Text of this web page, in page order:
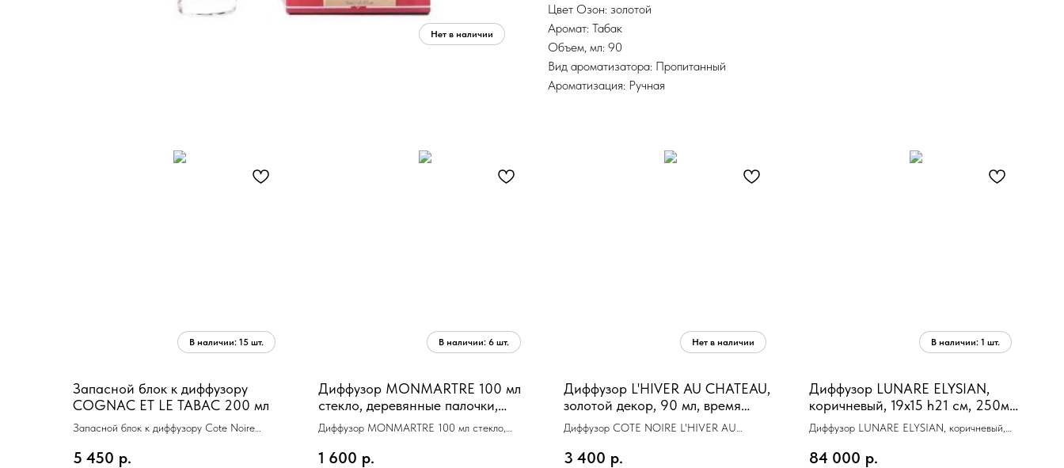
Цвет Озон: золотой
Аромат: Табак
Объем, мл: 90
Вид ароматизатора: Пропитанный
Ароматизация: Ручная
Запасной блок к диффузору
COGNAC ET LE TABAC 200 мл
Запасной блок к диффузору Cote Noire
5 450 р.
Диффузор MONMARTRE 100 мл
стекло, деревянные палочки,
аромат цветочный
Диффузор MONMARTRE 100 мл стекло,
1 600 р.
Диффузор L'HIVER AU CHATEAU,
золотой декор, 90 мл, время
работы 70-90 дней
Диффузор COTE NOIRE L'HIVER AU
3 400 р.
Диффузор LUNARE ELYSIAN,
коричневый, 19x15 h21 см, 250мл,
стекло, ручная работа, аромат
Elixir
Диффузор LUNARE ELYSIAN, коричневый,
аромат Elixir
84 000 р.